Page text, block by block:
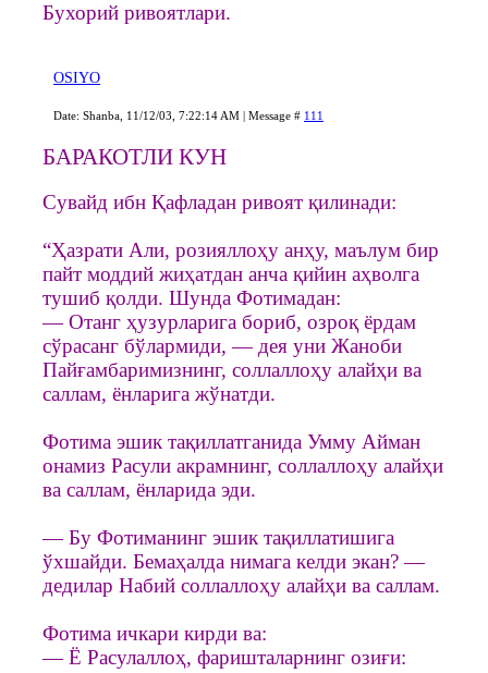
Бухорий ривоятлари.
OSIYO
Date: Shanba, 11/12/03, 7:22:14 AM | Message # 111
БАРАКОТЛИ КУН
Сувайд ибн Қафладан ривоят қилинади:
“Ҳазрати Али, розияллоҳу анҳу, маълум бир
пайт моддий жиҳатдан анча қийин аҳволга
тушиб қолди. Шунда Фотимадан:
— Отанг ҳузурларига бориб, озроқ ёрдам
сўрасанг бўлармиди, — дея уни Жаноби
Пайғамбаримизнинг, соллаллоҳу алайҳи ва
саллам, ёнларига жўнатди.
Фотима эшик тақиллатганида Умму Айман
онамиз Расули акрамнинг, соллаллоҳу алайҳи
ва саллам, ёнларида эди.
— Бу Фотиманинг эшик тақиллатишига
ўхшайди. Бемаҳалда нимага келди экан? —
дедилар Набий соллаллоҳу алайҳи ва саллам.
Фотима ичкари кирди ва:
— Ё Расулаллоҳ, фаришталарнинг озиғи: